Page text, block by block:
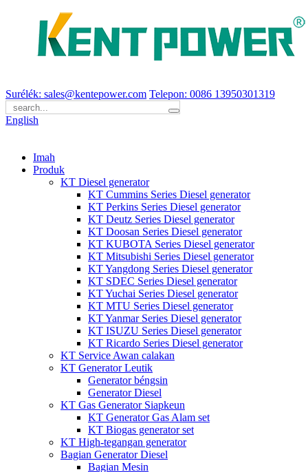
Surélék: sales@kentepower.com Telepon: 0086 13950301319
English
Imah
Produk
KT Diesel generator
KT Cummins Series Diesel generator
KT Perkins Series Diesel generator
KT Deutz Series Diesel generator
KT Doosan Series Diesel generator
KT KUBOTA Series Diesel generator
KT Mitsubishi Series Diesel generator
KT Yangdong Series Diesel generator
KT SDEC Series Diesel generator
KT Yuchai Series Diesel generator
KT MTU Series Diesel generator
KT Yanmar Series Diesel generator
KT ISUZU Series Diesel generator
KT Ricardo Series Diesel generator
KT Service Awan calakan
KT Generator Leutik
Generator béngsin
Generator Diesel
KT Gas Generator Siapkeun
KT Generator Gas Alam set
KT Biogas generator set
KT High-tegangan generator
Bagian Generator Diesel
Bagian Mesin